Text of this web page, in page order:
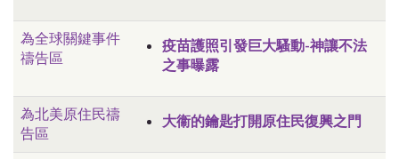
為全球關鍵事件
禱告區
疫苗護照引發巨大騷動-神讓不法
之事曝露
為北美原住民禱
告區
大衞的鑰匙打開原住民復興之門